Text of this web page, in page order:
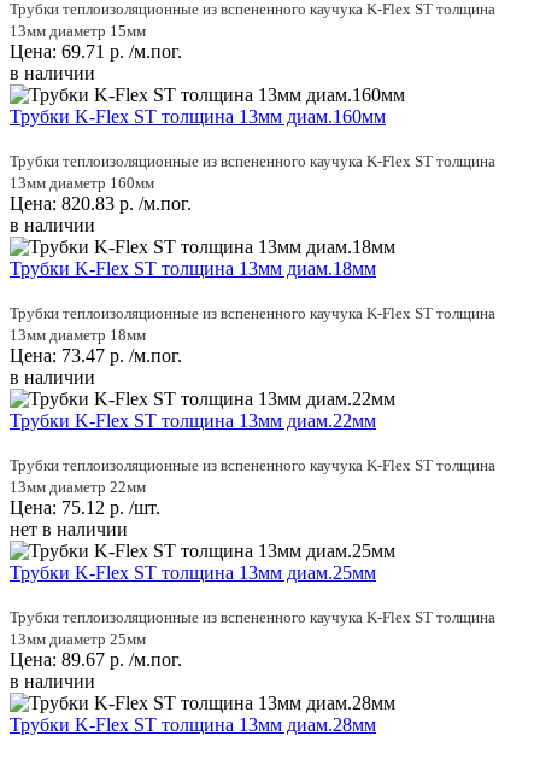
Трубки теплоизоляционные из вспененного каучука K-Flex ST толщина
13мм диаметр 15мм
Цена: 69.71 р. /м.пог.
в наличии
Трубки K-Flex ST толщина 13мм диам.160мм
Трубки теплоизоляционные из вспененного каучука K-Flex ST толщина
13мм диаметр 160мм
Цена: 820.83 р. /м.пог.
в наличии
Трубки K-Flex ST толщина 13мм диам.18мм
Трубки теплоизоляционные из вспененного каучука K-Flex ST толщина
13мм диаметр 18мм
Цена: 73.47 р. /м.пог.
в наличии
Трубки K-Flex ST толщина 13мм диам.22мм
Трубки теплоизоляционные из вспененного каучука K-Flex ST толщина
13мм диаметр 22мм
Цена: 75.12 р. /шт.
нет в наличии
Трубки K-Flex ST толщина 13мм диам.25мм
Трубки теплоизоляционные из вспененного каучука K-Flex ST толщина
13мм диаметр 25мм
Цена: 89.67 р. /м.пог.
в наличии
Трубки K-Flex ST толщина 13мм диам.28мм